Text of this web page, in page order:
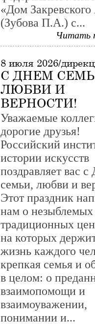
«Дом
(Зубова П.А.) с...
Читать
8 июля 2026/
С ДНЕМ
ЛЮБВИ И
ВЕРНОСТИ!
Уважаемые
дорогие друзья!
Российский
истории искусств
поздравляет вас
семьи, любви и
Этот праздник
нам о незыблемых
традиционных
на которых
жизнь каждого
крепкая семья и
в целом: о
взаимопомощи и
взаимоуважении,
понимании и...